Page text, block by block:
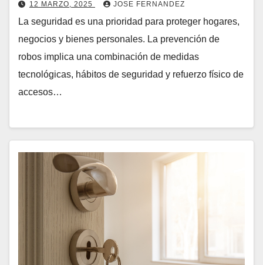
12 MARZO, 2025 JOSE FERNANDEZ
La seguridad es una prioridad para proteger hogares,
negocios y bienes personales. La prevención de
robos implica una combinación de medidas
tecnológicas, hábitos de seguridad y refuerzo físico de
accesos…